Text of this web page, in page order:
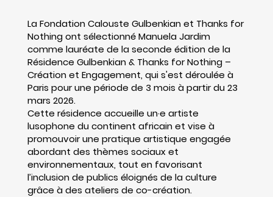
La Fondation Calouste Gulbenkian et Thanks for
Nothing ont sélectionné Manuela Jardim
comme lauréate de la seconde édition de la
Résidence Gulbenkian & Thanks for Nothing –
Création et Engagement, qui s'est déroulée à
Paris pour une période de 3 mois à partir du 23
mars 2026.
Cette résidence accueille un·e artiste
lusophone du continent africain et vise à
promouvoir une pratique artistique engagée
abordant des thèmes sociaux et
environnementaux, tout en favorisant
l’inclusion de publics éloignés de la culture
grâce à des ateliers de co-création.